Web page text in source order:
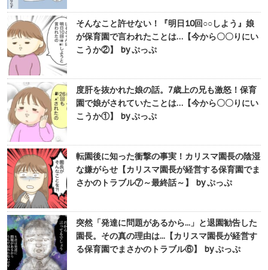
そんなこと許せない！『明日10回○○しよう』娘
が保育園で言われたことは…【今から〇〇りにい
こうか②】 by ぷっぷ
度肝を抜かれた娘の話。7歳上の兄も激怒！保育
園で娘がされていたことは…【今から〇〇りにい
こうか①】 by ぷっぷ
転園後に知った衝撃の事実！カリスマ園長の陰湿
な嫌がらせ【カリスマ園長が経営する保育園でま
さかのトラブル⑦～最終話～】 by ぷっぷ
突然「発達に問題があるから...」と退園勧告した
園長。その真の理由は...【カリスマ園長が経営す
る保育園でまさかのトラブル⑥】 by ぷっぷ